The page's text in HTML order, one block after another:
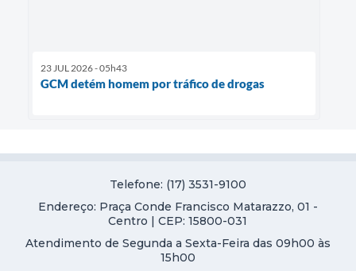
23 JUL 2026 - 05h43
GCM detém homem por tráfico de drogas
Telefone: (17) 3531-9100
Endereço: Praça Conde Francisco Matarazzo, 01 -
Centro | CEP: 15800-031
Atendimento de Segunda a Sexta-Feira das 09h00 às
15h00